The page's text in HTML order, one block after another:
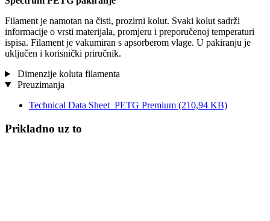
Filament je namotan na čisti, prozirni kolut. Svaki kolut sadrži
informacije o vrsti materijala, promjeru i preporučenoj temperaturi
ispisa. Filament je vakumiran s apsorberom vlage. U pakiranju je
uključen i korisnički priručnik.
Dimenzije koluta filamenta
Preuzimanja
Technical Data Sheet_PETG Premium (210,94 KB)
Prikladno uz to